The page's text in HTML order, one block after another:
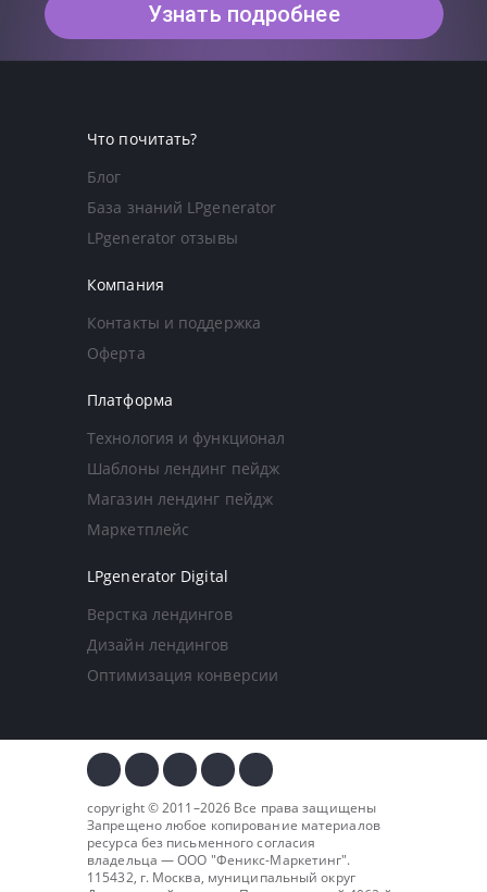
Узнать подробнее
Что почитать?
Блог
База знаний LPgenerator
LPgenerator отзывы
Компания
Контакты и поддержка
Оферта
Платформа
Технология и функционал
Шаблоны лендинг пейдж
Магазин лендинг пейдж
Маркетплейс
LPgenerator Digital
Верстка лендингов
Дизайн лендингов
Оптимизация конверсии
copyright © 2011–2026 Все права защищены
Запрещено любое копирование материалов
ресурса без письменного согласия
владельца — ООО "Феникс-Маркетинг".
115432, г. Москва, муниципальный округ